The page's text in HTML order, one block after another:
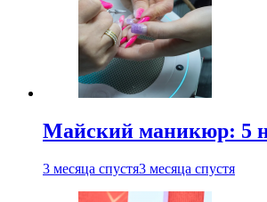
Майский маникюр: 5
3 месяца спустя3 месяца спустя